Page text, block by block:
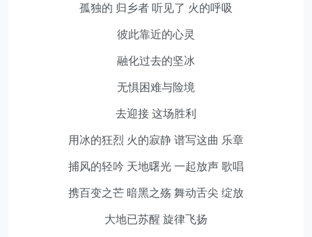
孤独的 归乡者 听见了 火的呼吸
彼此靠近的心灵
融化过去的坚冰
无惧困难与险境
去迎接 这场胜利
用冰的狂烈 火的寂静 谱写这曲 乐章
捕风的轻吟 天地曙光 一起放声 歌唱
携百变之芒 暗黑之殇 舞动舌尖 绽放
大地已苏醒 旋律飞扬